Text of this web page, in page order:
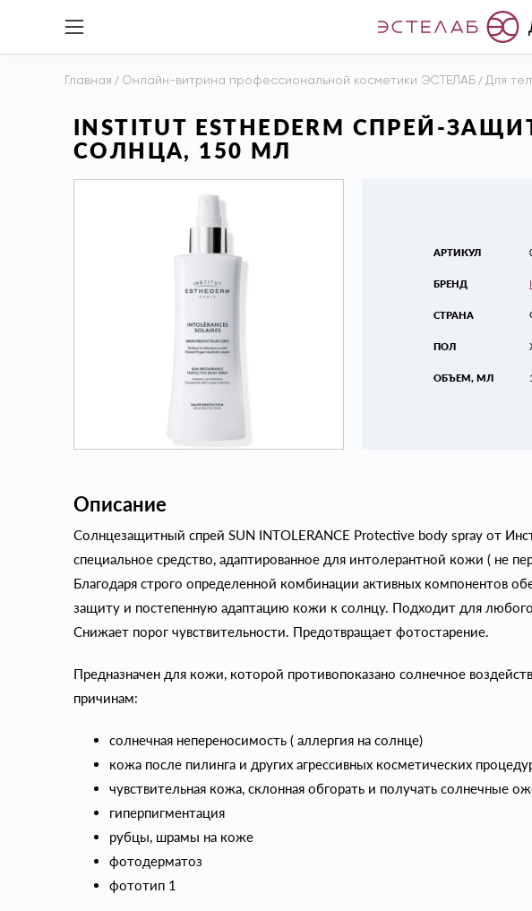
Главная / Онлайн-витрина профессиональной косметики ЭСТЕЛАБ / Для
INSTITUT ESTHEDERM СПРЕЙ-
СОЛНЦА, 150 МЛ
АРТИКУЛ
БРЕНД
СТРАНА
ПОЛ
ОБЪЕМ, МЛ
Описание
Солнцезащитный спрей SUN INTOLERANCE Protective body spray от
специальное средство, адаптированное для интолерантной кожи ( не
Благодаря строго определенной комбинации активных компонентов
защиту и постепенную адаптацию кожи к солнцу. Подходит для
Снижает порог чувствительности. Предотвращает фотостарение.
Предназначен для кожи, которой противопоказано солнечное
причинам:
солнечная непереносимость ( аллергия на солнце)
кожа после пилинга и других агрессивных косметических
чувствительная кожа, склонная обгорать и получать солнечные
гиперпигментация
рубцы, шрамы на коже
фотодерматоз
фототип 1